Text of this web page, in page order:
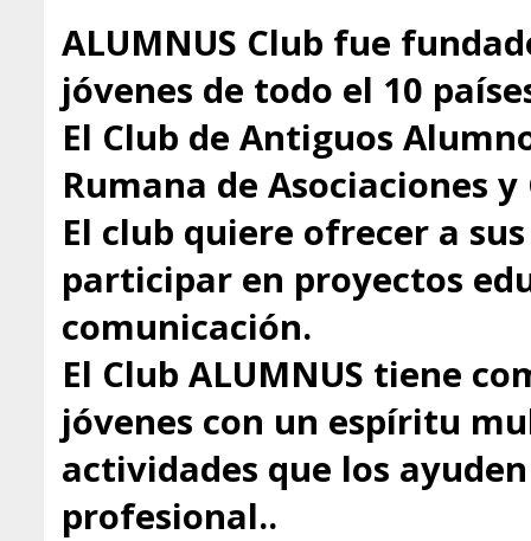
ALUMNUS Club fue
jóvenes de todo el 10
El Club de Antiguos
Rumana de Asociaciones y
El club quiere ofrecer a
participar en proyectos
comunicación.
El Club ALUMNUS tiene
jóvenes con un espíritu
actividades que los
profesional..